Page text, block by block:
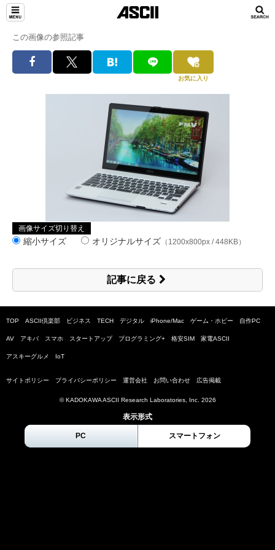
この画像の参照記事
お気に入り
画像サイズ切り替え
縮小サイズ オリジナルサイズ （1200x800px / 448KB）
記事に戻る
TOP ASCII倶楽部 ビジネス TECH デジタル iPhone/Mac ゲーム・ホビー 自作PC
AV アキバ スマホ スタートアップ プログラミング+ 格安SIM 家電ASCII
アスキーグルメ IoT
サイトポリシー プライバシーポリシー 運営会社 お問い合わせ 広告掲載
© KADOKAWA ASCII Research Laboratories, Inc. 2026
表示形式
PC スマートフォン